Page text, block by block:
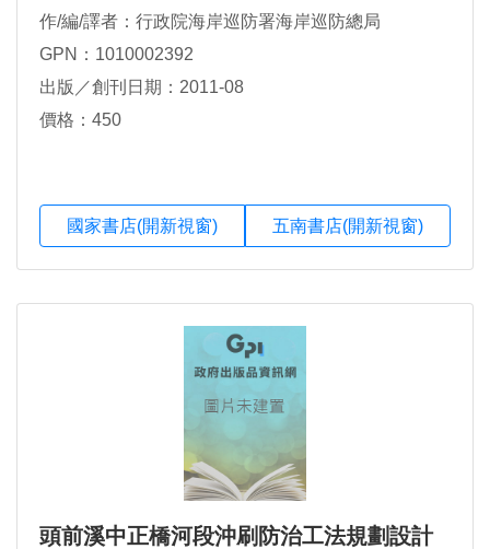
作/編/譯者：行政院海岸巡防署海岸巡防總局
GPN：1010002392
出版／創刊日期：2011-08
價格：450
國家書店(開新視窗) 五南書店(開新視窗)
頭前溪中正橋河段沖刷防治工法規劃設計